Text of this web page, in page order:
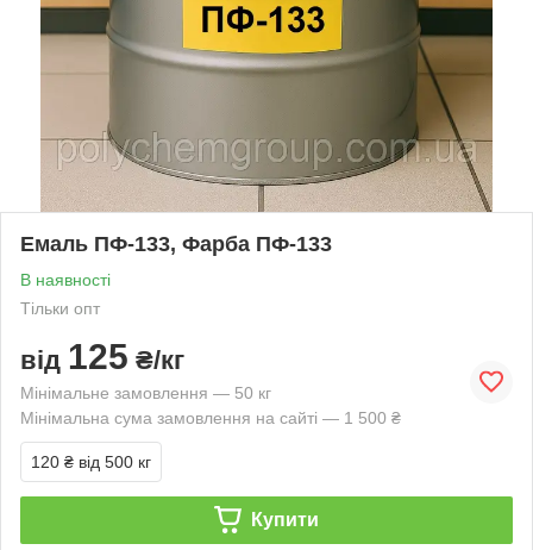
Емаль ПФ-133, Фарба ПФ-133
В наявності
Тільки опт
від 125 ₴/кг
Мінімальне замовлення — 50 кг
Мінімальна сума замовлення на сайті — 1 500 ₴
120 ₴ від 500 кг
Купити